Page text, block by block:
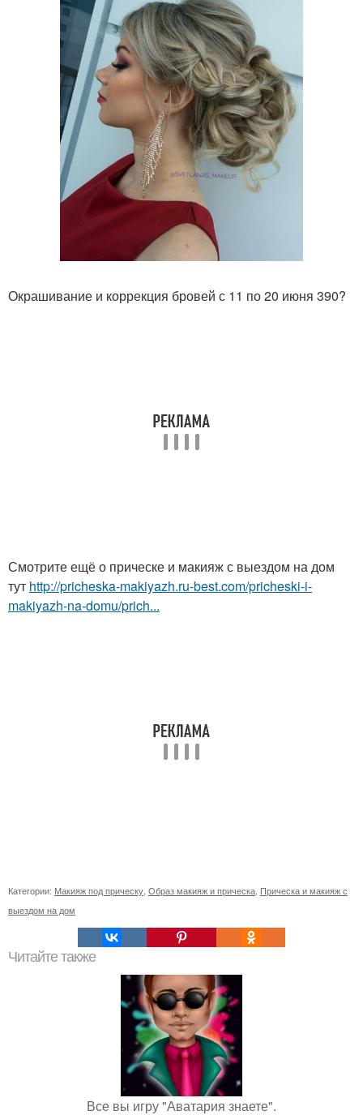
Окрашивание и коррекция бровей с 11 по 20 июня 390?
Смотрите ещё о прическе и макияж с выездом на дом
тут http://pricheska-makiyazh.ru-best.com/pricheski-i-
makiyazh-na-domu/prich...
Категории: Макияж под прическу Образ макияж и прическа Прическа и макияж с
выездом на дом
Читайте также
Все вы игру "Аватария знаете".